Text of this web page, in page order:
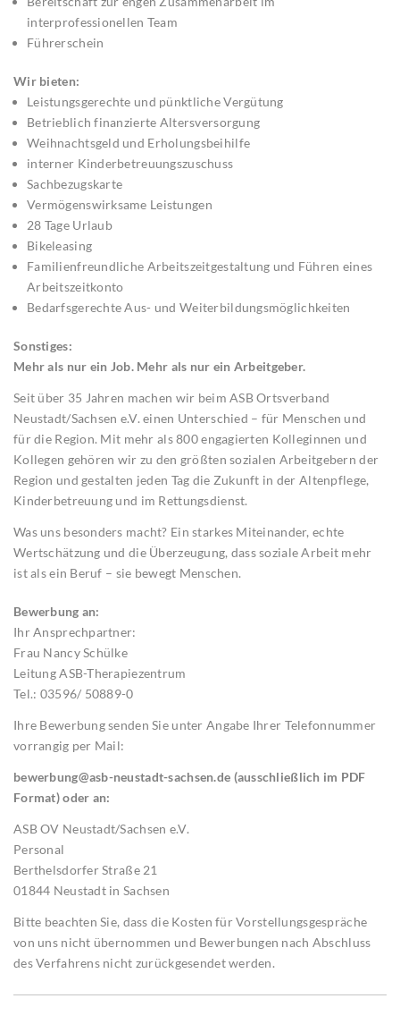
interprofessionellen Team
Führerschein
Wir bieten:
Leistungsgerechte und pünktliche Vergütung
Betrieblich finanzierte Altersversorgung
Weihnachtsgeld und Erholungsbeihilfe
interner Kinderbetreuungszuschuss
Sachbezugskarte
Vermögenswirksame Leistungen
28 Tage Urlaub
Bikeleasing
Familienfreundliche Arbeitszeitgestaltung und Führen eines
Arbeitszeitkonto
Bedarfsgerechte Aus- und Weiterbildungsmöglichkeiten
Sonstiges:
Mehr als nur ein Job. Mehr als nur ein Arbeitgeber.
Seit über 35 Jahren machen wir beim ASB Ortsverband
Neustadt/Sachsen e.V. einen Unterschied – für Menschen und
für die Region. Mit mehr als 800 engagierten Kolleginnen und
Kollegen gehören wir zu den größten sozialen Arbeitgebern der
Region und gestalten jeden Tag die Zukunft in der Altenpflege,
Kinderbetreuung und im Rettungsdienst.
Was uns besonders macht? Ein starkes Miteinander, echte
Wertschätzung und die Überzeugung, dass soziale Arbeit mehr
ist als ein Beruf – sie bewegt Menschen.
Bewerbung an:
Ihr Ansprechpartner:
Frau Nancy Schülke
Leitung ASB-Therapiezentrum
Tel.: 03596/ 50889-0
Ihre Bewerbung senden Sie unter Angabe Ihrer Telefonnummer
vorrangig per Mail:
bewerbung@asb-neustadt-sachsen.de (ausschließlich im PDF
Format) oder an:
ASB OV Neustadt/Sachsen e.V.
Personal
Berthelsdorfer Straße 21
01844 Neustadt in Sachsen
Bitte beachten Sie, dass die Kosten für Vorstellungsgespräche
von uns nicht übernommen und Bewerbungen nach Abschluss
des Verfahrens nicht zurückgesendet werden.